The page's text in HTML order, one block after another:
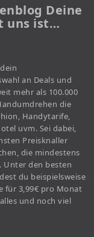
Deine
uns ist…
an Deals und
mehr als 100.000
die
Handytarife,
uvm. Sei dabei,
Preisknaller
die mindestens
Unter den besten
du beispielsweise
für 3,99€ pro Monat
und noch viel